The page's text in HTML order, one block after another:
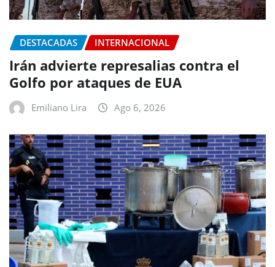
DESTACADAS INTERNACIONAL
Irán advierte represalias contra el
Golfo por ataques de EUA
Emiliano Lira Ago 6, 2026